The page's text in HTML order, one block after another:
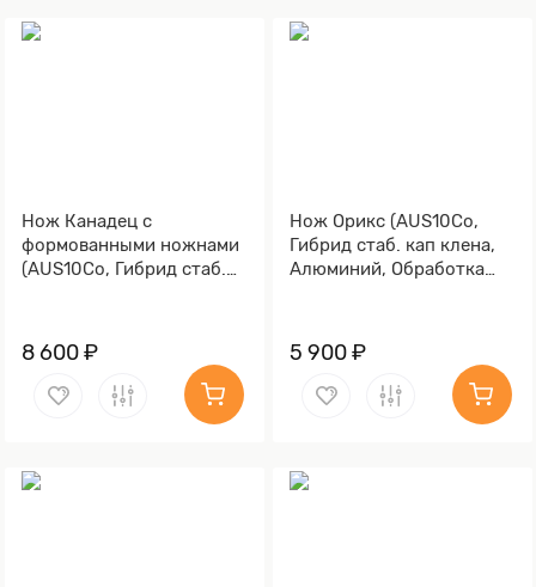
Нож Канадец с
формованными ножнами
(AUS10Co, Гибрид стаб.
8 600 ₽
Нож Орикс (AUS10Co,
Гибрид стаб. кап клена,
Алюминий, Обработка
5 900 ₽